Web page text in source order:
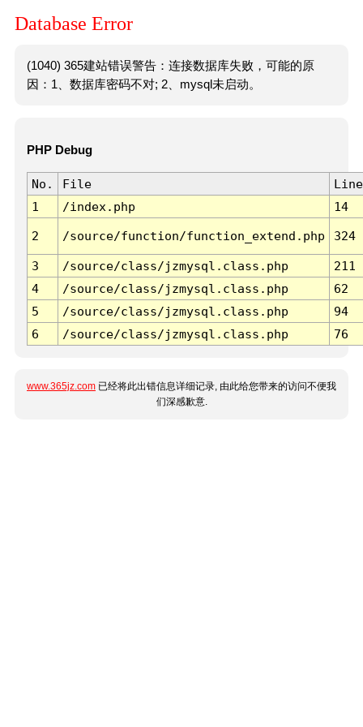
Database Error
(1040) 365建站错误警告：连接数据库失败，可能的原
因：1、数据库密码不对; 2、mysql未启动。
PHP Debug
No. File
Line
1
/index.php 14
2 /source/function/function_extend.php 324
3 /source/class/jzmysql.class.php
211
4
/source/class/jzmysql.class.php
62
5
/source/class/jzmysql.class.php
94
6
/source/class/jzmysql.class.php 76
www.365jz.com 已经将此出错信息详细记录, 由此给您带来的访问不便我
们深感歉意.